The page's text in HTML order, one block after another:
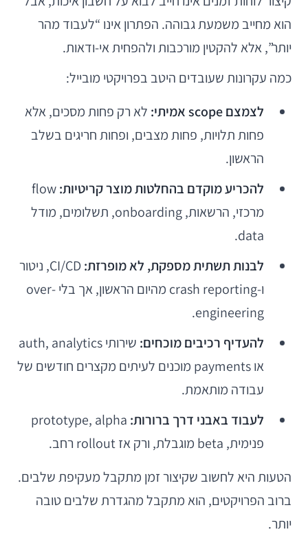
הוא מחייב משמעת גבוהה. הפתרון אינו “לעבוד מהר
יותר”, אלא להקטין מורכבות ולהפחית אי-ודאות.
כמה עקרונות שעובדים היטב בפרויקטי מובייל:
לצמצם scope אמיתי:
לא רק פחות מסכים, אלא
פחות תלויות, פחות מצבים, ופחות חריגים בשלב
הראשון.
להכריע מוקדם בהחלטות מוצר קריטיות:flow
מרכזי, הרשאות, onboarding, תשלומים, מודל
data.
לבנות תשתית מספקת, לא מופרזת:
CI/CD, ניטור
ו-crash reporting מהיום הראשון, אך בלי over-
engineering.
להעדיף רכיבים מוכחים:
שירותי auth, analytics
או payments מוכנים לעיתים מקצרים חודשים של
עבודה מותאמת.
לעבוד באבני דרך ברורות: prototype, alpha
פנימית, beta מוגבלת, ורק אז rollout רחב.
הטעות היא לחשוב שקיצור זמן מתקבל מעקיפת שלבים.
ברוב הפרויקטים, הוא מתקבל מהגדרת שלבים טובה
יותר.